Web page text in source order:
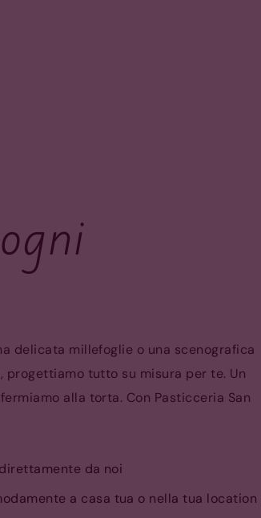
delicata millefoglie o una scenografica
tutto su misura per te. Un
alla torta. Con Pasticceria San
da noi
a casa tua o nella tua location